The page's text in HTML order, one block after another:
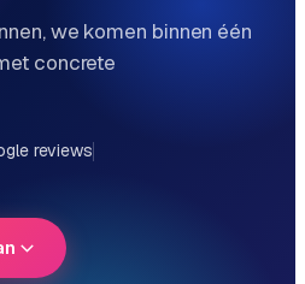
we komen binnen één
concrete
reviews